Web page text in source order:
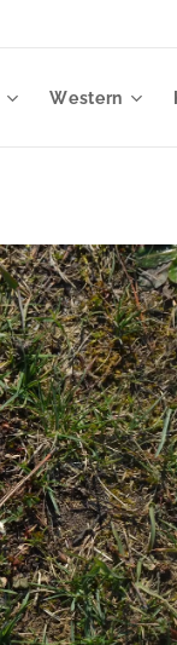
Western